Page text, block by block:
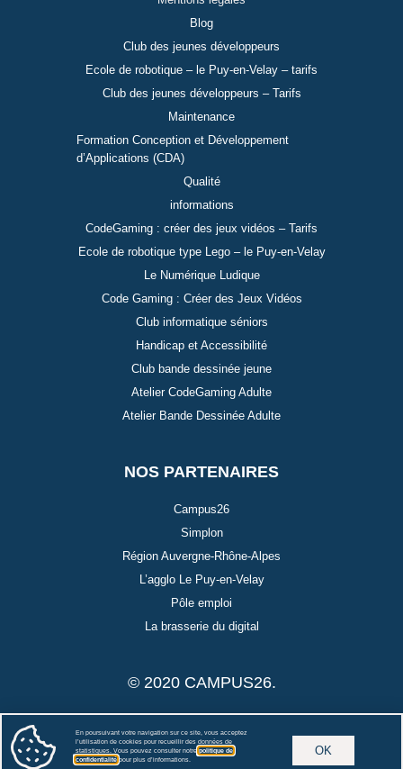
Blog
Club des jeunes développeurs
Ecole de robotique – le Puy-en-Velay – tarifs
Club des jeunes développeurs – Tarifs
Maintenance
Formation Conception et Développement
d’Applications (CDA)
Qualité
informations
CodeGaming : créer des jeux vidéos – Tarifs
Ecole de robotique type Lego – le Puy-en-Velay
Le Numérique Ludique
Code Gaming : Créer des Jeux Vidéos
Club informatique séniors
Handicap et Accessibilité
Club bande dessinée jeune
Atelier CodeGaming Adulte
Atelier Bande Dessinée Adulte
NOS PARTENAIRES
Campus26
Simplon
Région Auvergne-Rhône-Alpes
L’agglo Le Puy-en-Velay
Pôle emploi
La brasserie du digital
© 2020 CAMPUS26.
Ce site est protégé par reCAPTCHA. Les règles de confidentialité
conditions d’utilisationde Google s’appliquent.
En poursuivant votre navigation sur ce site, vous acceptez
l’utilisation de cookies pour recueillir des données de
statistiques. Vous pouvez consulter notrepolitique de
confidentialitépour plus d’informations.
OK